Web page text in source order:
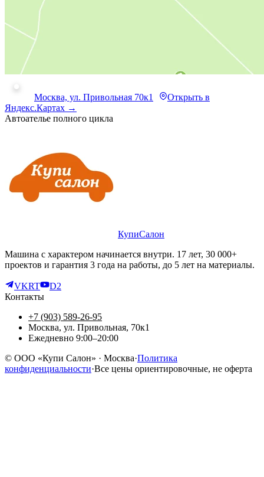
Москва, ул. Привольная 70к1
Открыть в
Яндекс.Картах →
Автоателье полного цикла
КупиСалон
Машина с характером начинается внутри. 17 лет, 30 000+
проектов и гарантия 3 года на работы, до 5 лет на материалы.
VKRT
D2
Контакты
+7 (903) 589-26-95
Москва, ул. Привольная, 70к1
Ежедневно 9:00–20:00
© ООО «Купи Салон» · Москва·Политика
конфиденциальности·Все цены ориентировочные, не оферта